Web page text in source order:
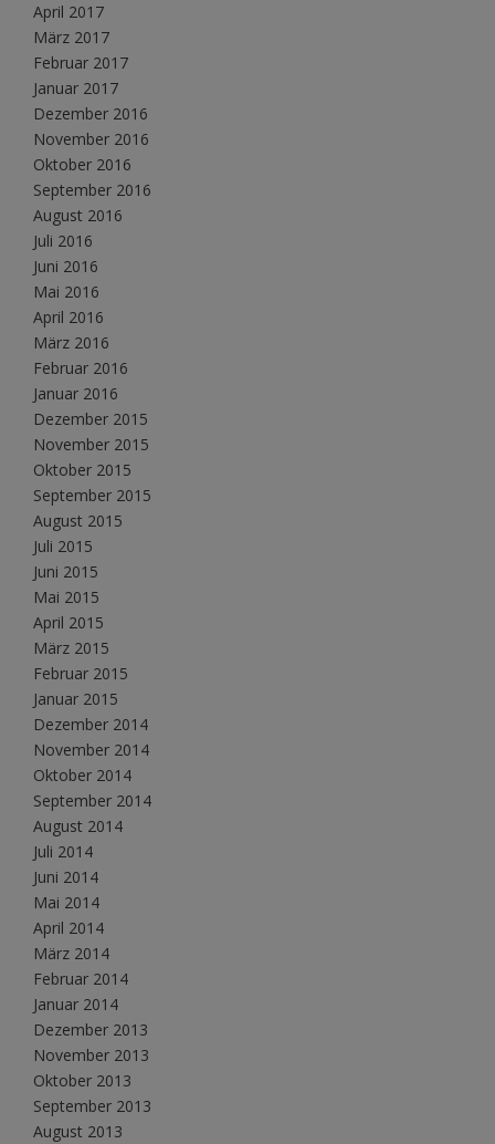
April 2017
März 2017
Februar 2017
Januar 2017
Dezember 2016
November 2016
Oktober 2016
September 2016
August 2016
Juli 2016
Juni 2016
Mai 2016
April 2016
März 2016
Februar 2016
Januar 2016
Dezember 2015
November 2015
Oktober 2015
September 2015
August 2015
Juli 2015
Juni 2015
Mai 2015
April 2015
März 2015
Februar 2015
Januar 2015
Dezember 2014
November 2014
Oktober 2014
September 2014
August 2014
Juli 2014
Juni 2014
Mai 2014
April 2014
März 2014
Februar 2014
Januar 2014
Dezember 2013
November 2013
Oktober 2013
September 2013
August 2013